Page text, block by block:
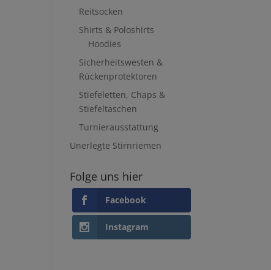
Reitsocken
Shirts & Poloshirts
Hoodies
Sicherheitswesten &
Rückenprotektoren
Stiefeletten, Chaps &
Stiefeltaschen
Turnierausstattung
Unerlegte Stirnriemen
Folge uns hier
Facebook
Instagram